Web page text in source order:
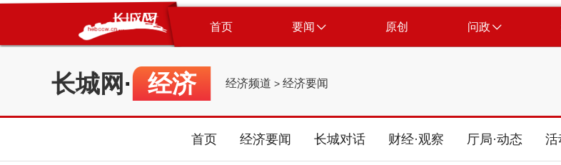
首页 要闻 原创 问政
长城网 · 经济 经济频道 > 经济要闻
首页 经济要闻 长城对话 财经·观察 厅局·动态 活